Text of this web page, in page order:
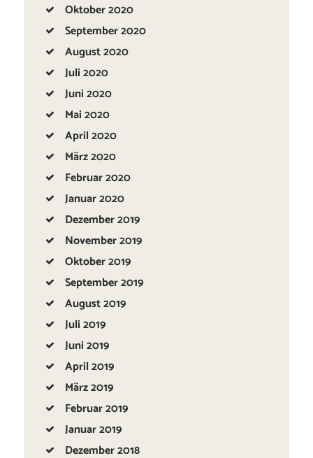
Oktober2020
September2020
August2020
Juli2020
Juni2020
Mai2020
April2020
März2020
Februar2020
Januar2020
Dezember2019
November2019
Oktober2019
September2019
August2019
Juli2019
Juni2019
April2019
März2019
Februar2019
Januar2019
Dezember2018